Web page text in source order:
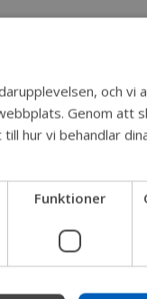
Du kan använda
underhållning
Nu kan du ha din
du behöver den,
surfplatta. X-
utan
på din Permobil,
vår
ett snabbare
få
och vi
Genom att
hur vi behandlar
Funktioner